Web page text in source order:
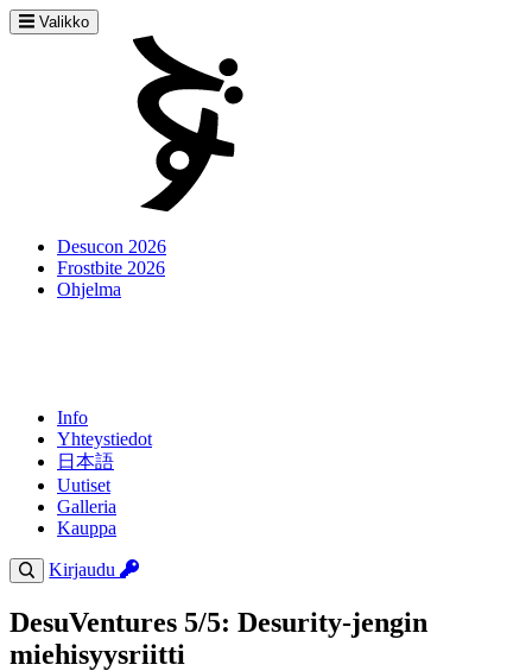
Valikko
Desucon 2026
Frostbite 2026
Ohjelma
Info
Yhteystiedot
日本語
Uutiset
Galleria
Kauppa
Kirjaudu
DesuVentures 5/5: Desurity-jengin
miehisyysriitti